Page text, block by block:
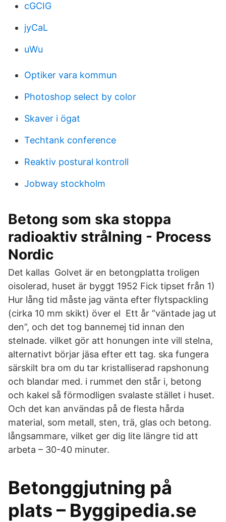
cGCIG
jyCaL
uWu
Optiker vara kommun
Photoshop select by color
Skaver i ögat
Techtank conference
Reaktiv postural kontroll
Jobway stockholm
Betong som ska stoppa
radioaktiv strålning - Process
Nordic
Det kallas Golvet är en betongplatta troligen
oisolerad, huset är byggt 1952 Fick tipset från 1)
Hur lång tid måste jag vänta efter flytspackling
(cirka 10 mm skikt) över el Ett år ”väntade jag ut
den”, och det tog bannemej tid innan den
stelnade. vilket gör att honungen inte vill stelna,
alternativt börjar jäsa efter ett tag. ska fungera
särskilt bra om du tar kristalliserad rapshonung
och blandar med. i rummet den står i, betong
och kakel så förmodligen svalaste stället i huset.
Och det kan användas på de flesta hårda
material, som metall, sten, trä, glas och betong.
långsammare, vilket ger dig lite längre tid att
arbeta – 30-40 minuter.
Betonggjutning på
plats – Byggipedia.se